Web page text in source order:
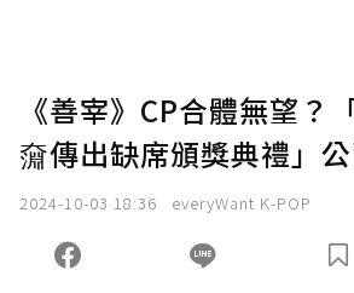
《善宰》CP合體無望？
奫傳出缺席頒獎典禮」
2024-10-03 18:36 everyWant K-POP